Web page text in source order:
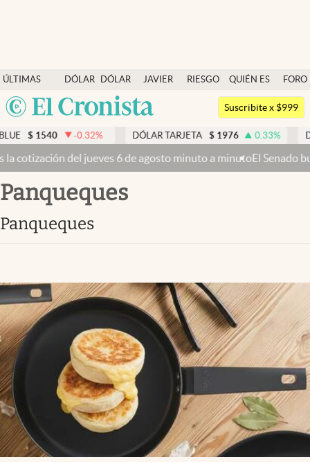
ÚLTIMAS
NOTICIAS
DÓLAR
DÓLAR
BLUE
JAVIER
RIESGO
QUIÉN ES
QUIÉN
FORO
Argentina
México
Dólar
Members
Economía y Política
Finanzas y Mercados
Mercados Online
Apertura
Infotechnology
Clima
Mundial 2026
Eventos Corporativos
El Cronista Studio
Suscribite x $999
-0.32% DÓLAR TARJETA $ 1976 0.33% DÓLAR
6 de agosto minuto a minutoEl Senado busca aprobar la
panqueques
panqueques